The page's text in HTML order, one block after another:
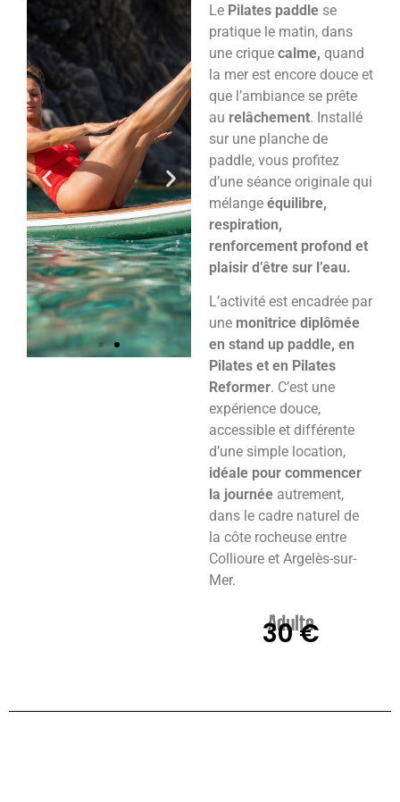
Le Pilates paddle se
pratique le matin, dans
une crique calme, quand
la mer est encore douce et
que l’ambiance se prête
au relâchement. Installé
sur une planche de
paddle, vous profitez
d’une séance originale qui
mélange équilibre,
respiration,
renforcement profond et
plaisir d’être sur l’eau.
L’activité est encadrée par
une monitrice diplômée
en stand up paddle, en
Pilates et en Pilates
Reformer. C’est une
expérience douce,
accessible et différente
d’une simple location,
idéale pour commencer
la journée autrement,
dans le cadre naturel de
la côte rocheuse entre
Collioure et Argelès-sur-
Mer.
Adulte
30 €